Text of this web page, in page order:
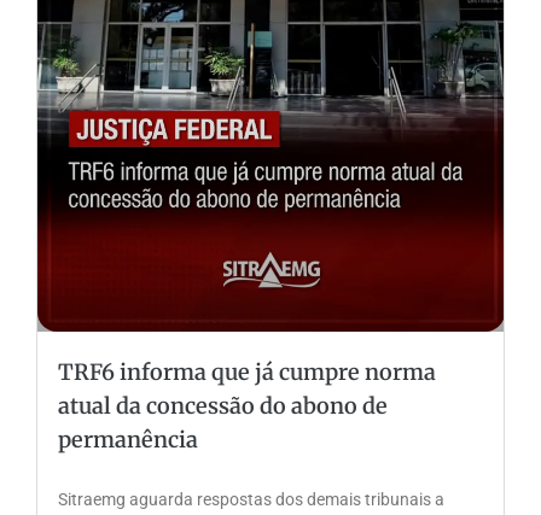
TRF6 informa que já cumpre norma
atual da concessão do abono de
permanência
Sitraemg aguarda respostas dos demais tribunais a